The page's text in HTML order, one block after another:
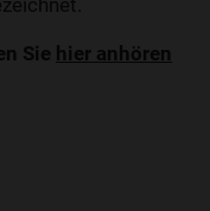
Sie hier anhören